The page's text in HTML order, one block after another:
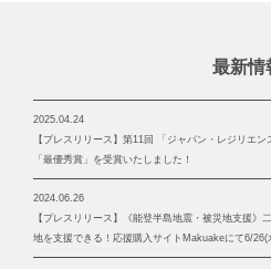
最新情
【プレスリリース】第11回 「ジャパン・レジリエ
「最優秀賞」を受賞いたしました！
2025.04.24
【プレスリリース】《能登半島地震・被災地支援》
地を支援できる！応援購入サイトMakuakeにて6/
2024.06.26